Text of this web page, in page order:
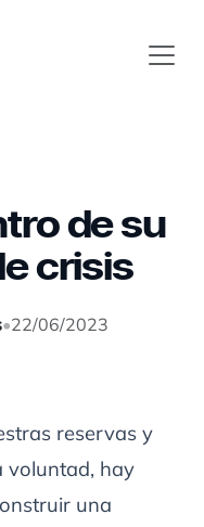
de su
crisis
•22/06/2023
reservas y
voluntad, hay
una